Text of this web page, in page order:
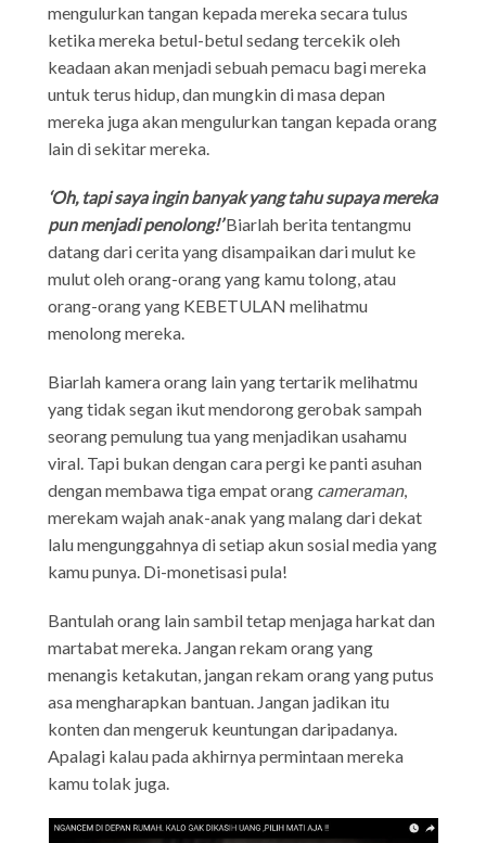
mengulurkan tangan kepada mereka secara tulus
ketika mereka betul-betul sedang tercekik oleh
keadaan akan menjadi sebuah pemacu bagi mereka
untuk terus hidup, dan mungkin di masa depan
mereka juga akan mengulurkan tangan kepada orang
lain di sekitar mereka.
‘Oh, tapi saya ingin banyak yang tahu supaya mereka
pun menjadi penolong!’Biarlah berita tentangmu
datang dari cerita yang disampaikan dari mulut ke
mulut oleh orang-orang yang kamu tolong, atau
orang-orang yang KEBETULAN melihatmu
menolong mereka.
Biarlah kamera orang lain yang tertarik melihatmu
yang tidak segan ikut mendorong gerobak sampah
seorang pemulung tua yang menjadikan usahamu
viral. Tapi bukan dengan cara pergi ke panti asuhan
dengan membawa tiga empat orang cameraman,
merekam wajah anak-anak yang malang dari dekat
lalu mengunggahnya di setiap akun sosial media yang
kamu punya. Di-monetisasi pula!
Bantulah orang lain sambil tetap menjaga harkat dan
martabat mereka. Jangan rekam orang yang
menangis ketakutan, jangan rekam orang yang putus
asa mengharapkan bantuan. Jangan jadikan itu
konten dan mengeruk keuntungan daripadanya.
Apalagi kalau pada akhirnya permintaan mereka
kamu tolak juga.